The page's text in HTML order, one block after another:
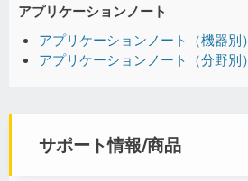
アプリケーションノート
アプリケーションノート（機器別）
アプリケーションノート（分野別）
サポート情報/商品